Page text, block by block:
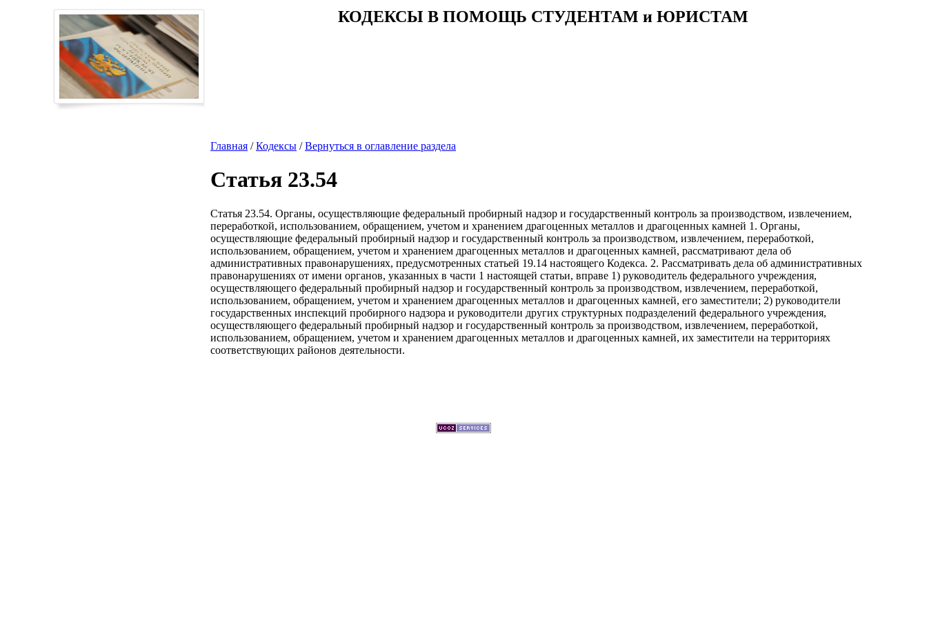
КОДЕКСЫ В ПОМОЩЬ СТУДЕНТАМ и ЮРИСТАМ
Главная /Кодексы /Вернуться в оглавление раздела
Статья 23.54
Статья 23.54. Органы, осуществляющие федеральный пробирный надзор и государственный контроль за производством, извлечением,
переработкой, использованием, обращением, учетом и хранением драгоценных металлов и драгоценных камней 1. Органы,
осуществляющие федеральный пробирный надзор и государственный контроль за производством, извлечением, переработкой,
использованием, обращением, учетом и хранением драгоценных металлов и драгоценных камней, рассматривают дела об
административных правонарушениях, предусмотренных статьей 19.14 настоящего Кодекса. 2. Рассматривать дела об административных
правонарушениях от имени органов, указанных в части 1 настоящей статьи, вправе 1) руководитель федерального учреждения,
осуществляющего федеральный пробирный надзор и государственный контроль за производством, извлечением, переработкой,
использованием, обращением, учетом и хранением драгоценных металлов и драгоценных камней, его заместители; 2) руководители
государственных инспекций пробирного надзора и руководители других структурных подразделений федерального учреждения,
осуществляющего федеральный пробирный надзор и государственный контроль за производством, извлечением, переработкой,
использованием, обращением, учетом и хранением драгоценных металлов и драгоценных камней, их заместители на территориях
соответствующих районов деятельности.